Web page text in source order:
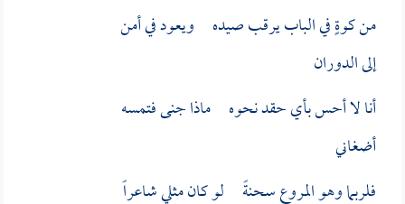
من كوةٍ في الباب يرقب صيده ويعود في أمن
إلى الدوران
أنا لا أحس بأي حقد نحوه ماذا جنى فتمسه
أضغاني
فلربما وهو المروع سحنةً لو كان مثلي شاعراً